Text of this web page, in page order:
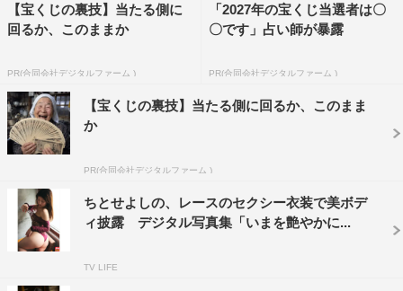
【宝くじの裏技】当たる側に
回るか、このままか
PR(合同会社デジタルファーム )
「2027年の宝くじ当選者は〇
〇です」占い師が暴露
PR(合同会社デジタルファーム )
【宝くじの裏技】当たる側に回るか、このまま
か
PR(合同会社デジタルファーム )
ちとせよしの、レースのセクシー衣装で美ボデ
ィ披露 デジタル写真集「いまを艶やかに...
TV LIFE